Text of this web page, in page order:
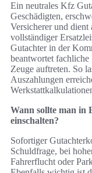
Ein neutrales Kfz
Geschädigten,
Versicherer und dient
vollständiger
Gutachter in der
beantwortet fachliche
Zeuge auftreten. So
Auszahlungen
Wann sollte man in
einschalten?
Sofortiger
Schuldfrage, bei
Fahrerflucht oder